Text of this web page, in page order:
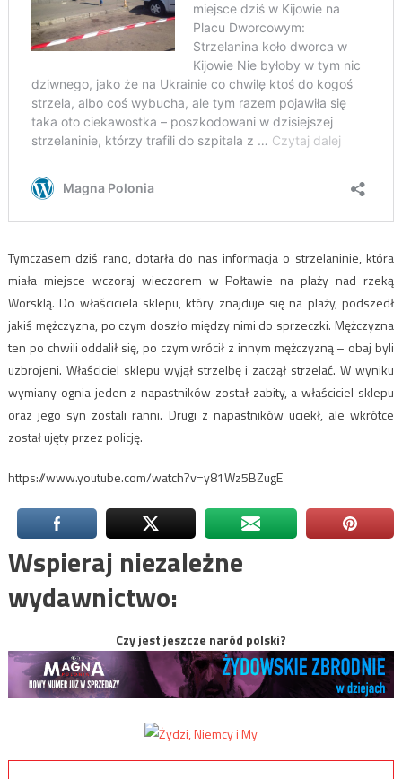
Tymczasem dziś rano, dotarła do nas informacja o strzelaninie, która
miała miejsce wczoraj wieczorem w Połtawie na plaży nad rzeką
Worsklą. Do właściciela sklepu, który znajduje się na plaży, podszedł
jakiś mężczyzna, po czym doszło między nimi do sprzeczki. Mężczyzna
ten po chwili oddalił się, po czym wrócił z innym mężczyzną – obaj byli
uzbrojeni. Właściciel sklepu wyjął strzelbę i zaczął strzelać. W wyniku
wymiany ognia jeden z napastników został zabity, a właściciel sklepu
oraz jego syn zostali ranni. Drugi z napastników uciekł, ale wkrótce
został ujęty przez policję.
https://www.youtube.com/watch?v=y81Wz5BZugE
Wspieraj niezależne
wydawnictwo:
Czy jest jeszcze naród polski?